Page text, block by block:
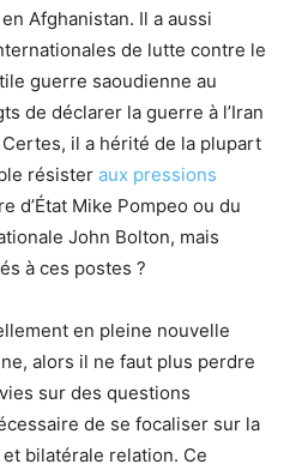
Afghanistan. Il a aussi
de lutte contre le
guerre saoudienne au
de déclarer la guerre à l’Iran
il a hérité de la plupart
résister aux pressions
d’État Mike Pompeo ou du
John Bolton, mais
à ces postes ?
en pleine nouvelle
alors il ne faut plus perdre
sur des questions
de se focaliser sur la
bilatérale relation. Ce